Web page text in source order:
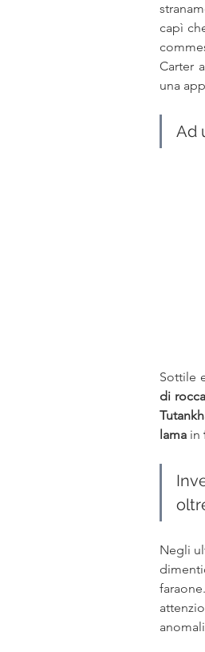
capì
Carter
una
Ad
Sottile
di rocca
lama in
Negli